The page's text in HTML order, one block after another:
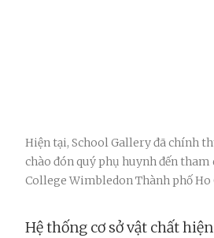
Hiện tại, School Gallery đã chính
chào đón quý phụ huynh đến tham
College Wimbledon Thành phố
Hệ thống cơ sở vật chất